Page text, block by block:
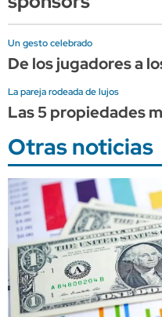
Un gesto celebrado
De los jugadores a
La pareja rodeada de lujos
Las 5 propiedades
Otras noticias